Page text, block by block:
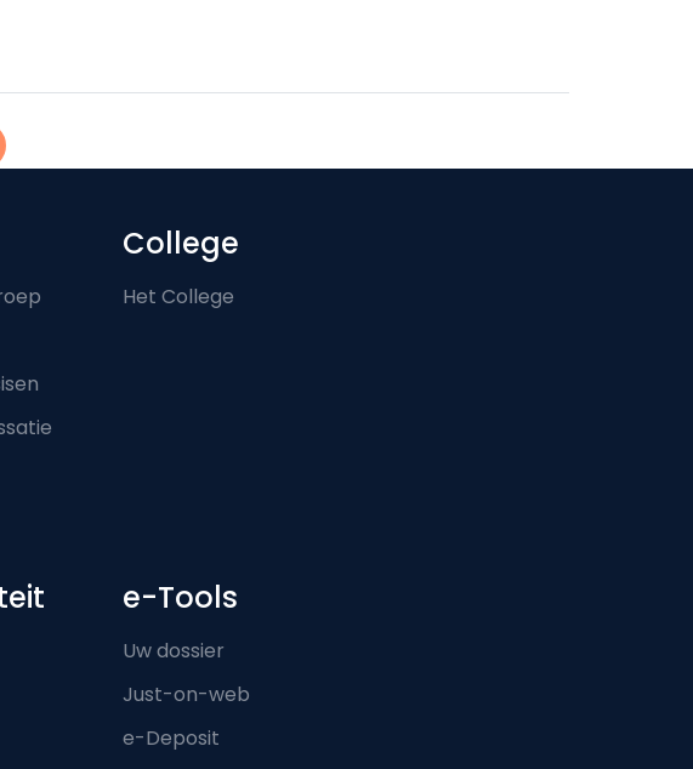
College
Het College
e-Tools
Uw dossier
Just-on-web
e-Deposit